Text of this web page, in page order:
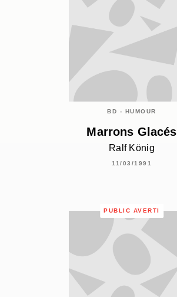
BD - HUMOUR
Marrons Glacés
Ralf König
11/03/1991
PUBLIC AVERTI